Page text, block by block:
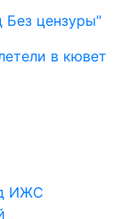
цензуры"
в кювет